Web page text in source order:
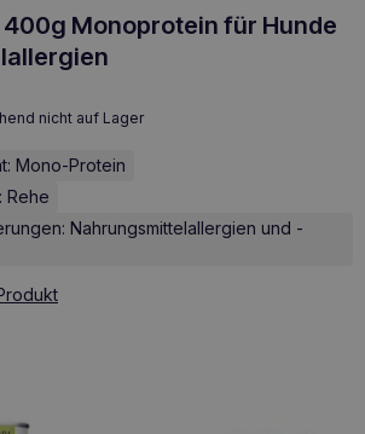
400g Monoprotein für Hunde
nicht auf Lager
Mono-Protein
Rehe
Nahrungsmittelallergien und -